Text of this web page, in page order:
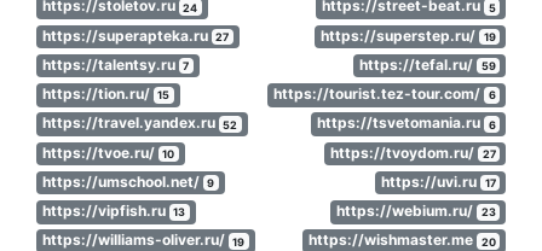
https://stoletov.ru 24 https://street-beat.ru 5
https://superapteka.ru 27 https://superstep.ru/ 19
https://talentsy.ru 7 https://tefal.ru/ 59
https://tion.ru/ 15 https://tourist.tez-tour.com/ 6
https://travel.yandex.ru 52 https://tsvetomania.ru 6
https://tvoe.ru/ 10 https://tvoydom.ru/ 27
https://umschool.net/ 9 https://uvi.ru 17
https://vipfish.ru 13 https://webium.ru/ 23
https://williams-oliver.ru/ 19 https://wishmaster.me 20